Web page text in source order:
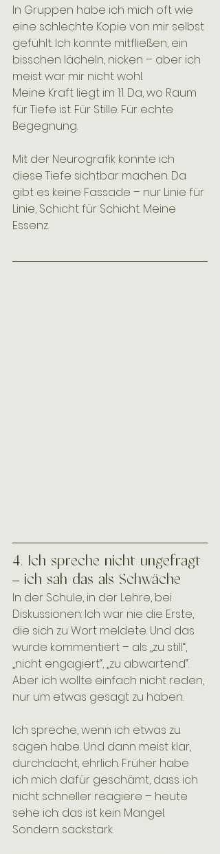
In Gruppen habe ich mich oft wie
eine schlechte Kopie von mir selbst
gefühlt. Ich konnte mitfließen, ein
bisschen lächeln, nicken – aber ich
meist war mir nicht wohl.
Meine Kraft liegt im 1:1. Da, wo Raum
für Tiefe ist. Für Stille. Für echte
Begegnung.
Mit der Neurografik konnte ich
diese Tiefe sichtbar machen. Da
gibt es keine Fassade – nur Linie für
Linie, Schicht für Schicht. Meine
Essenz.
4. Ich spreche nicht ungefragt
– ich sah das als Schwäche
In der Schule, in der Lehre, bei
Diskussionen: Ich war nie die Erste,
die sich zu Wort meldete. Und das
wurde kommentiert – als „zu still“,
„nicht engagiert“, „zu abwartend“.
Aber ich wollte einfach nicht reden,
nur um etwas gesagt zu haben.
Ich spreche, wenn ich etwas zu
sagen habe. Und dann meist klar,
durchdacht, ehrlich. Früher habe
ich mich dafür geschämt, dass ich
nicht schneller reagiere – heute
sehe ich: das ist kein Mangel.
Sondern sackstark.